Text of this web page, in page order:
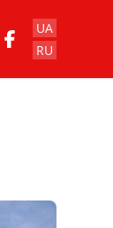
UA
RU